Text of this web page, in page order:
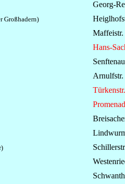
Georg-
Großhadern)
Maffeistr.
Hans-
Arnulfstr.